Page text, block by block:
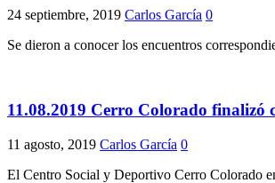
24 septiembre, 2019 Carlos García 0
Se dieron a conocer los encuentros
11.08.2019 Cerro Colorado finalizó
11 agosto, 2019 Carlos García 0
El Centro Social y Deportivo Cerro Colorado